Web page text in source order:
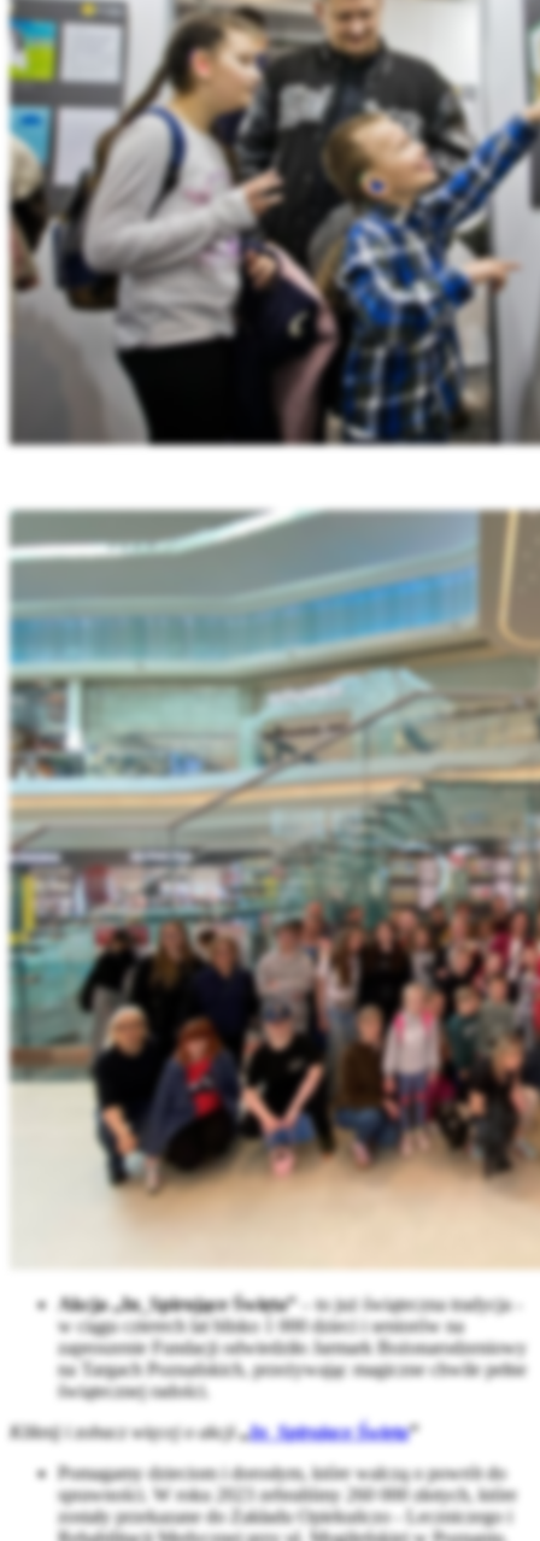
Akcja „In_Spirujące Święta” – to już świąteczna tradycja -
w ciągu czterech lat blisko 1 000 dzieci i seniorów na
zaproszenie Fundacji odwiedziło Jarmark Bożonarodzeniowy
na Targach Poznańskich, przeżywając magiczne chwile pełne
świątecznej radości.
Kliknij i zobacz więcej o akcji„In_Spirujące Święta”
Pomagamy dzieciom i dorosłym, które walczą o powrót do
sprawności. W roku 2023 zebraliśmy 260 000 złotych, które
zostały przekazane do Zakładu Opiekuńczo - Leczniczego i